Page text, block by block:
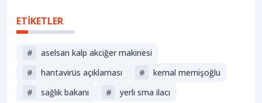
ETİKETLER
#
aselsan kalp akciğer makinesi
#
hantavirüs açıklaması #
kemal memişoğlu
#
sağlık bakanı # yerli sma ilacı